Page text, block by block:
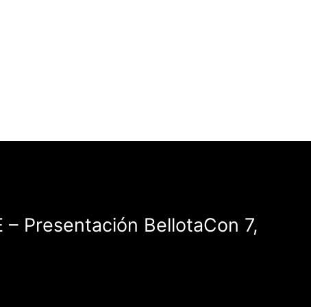
– Presentación BellotaCon 7,